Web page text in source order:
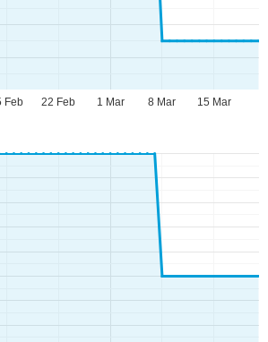
1 Mar
Feb 22 Feb 8 Mar 15 Mar